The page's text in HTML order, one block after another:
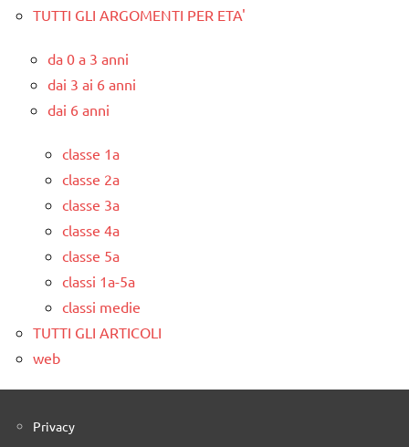
TUTTI GLI ARGOMENTI PER ETA'
da 0 a 3 anni
dai 3 ai 6 anni
dai 6 anni
classe 1a
classe 2a
classe 3a
classe 4a
classe 5a
classi 1a-5a
classi medie
TUTTI GLI ARTICOLI
web
Privacy